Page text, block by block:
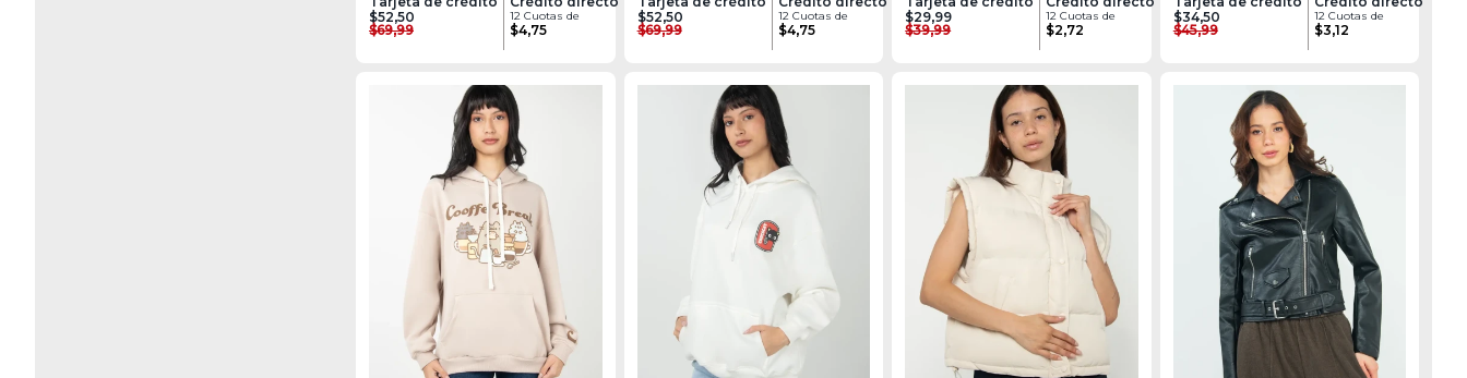
$52,50
$69,99
12 Cuotas de
$4,75
$52,50
$69,99
12 Cuotas de
$4,75
$29,99
$39,99
12 Cuotas de
$2,72
$34,50
$45,99
12 Cuotas de
$3,12